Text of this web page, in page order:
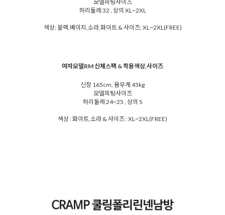
모델피팅사이즈
허리둘레 32 , 상의 XL~2XL
색상: 블랙,베이지,소라,화이트 & 사이즈: XL~2XL(FREE)
여자모델RM 신체스팩 & 착용색상,사이즈
신장 165cm, 몸무게 45kg
모델피팅사이즈
허리둘레 24~25 , 상의 S
색상 : 화이트,소라 & 사이즈 : XL~2XL(FREE)